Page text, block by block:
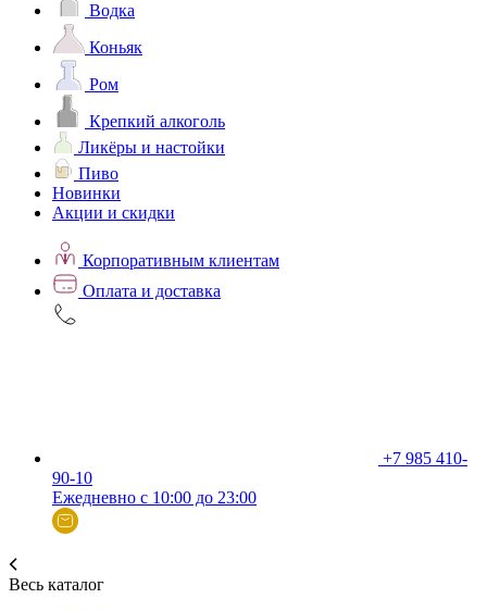
Водка
Коньяк
Ром
Крепкий алкоголь
Ликёры и настойки
Пиво
Новинки
Акции и скидки
Корпоративным клиентам
Оплата и доставка
+7 985 410-
90-10
Ежедневно с 10:00 до 23:00
Весь каталог